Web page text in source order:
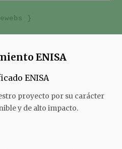
}
ENISA
proyecto por su carácter
y de alto impacto.